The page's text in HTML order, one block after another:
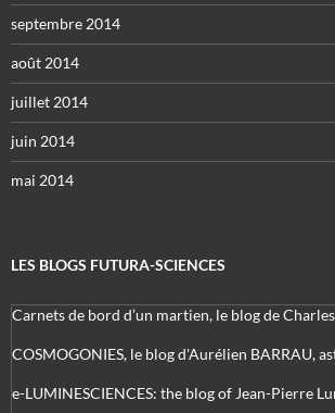
septembre 2014
août 2014
juillet 2014
juin 2014
mai 2014
LES BLOGS FUTURA-SCIENCES
Carnets de bord d’un martien, le blog de
COSMOGONIES, le blog d'Aurélien BARRAU,
e-LUMINESCIENCES: the blog of Jean-Pierre